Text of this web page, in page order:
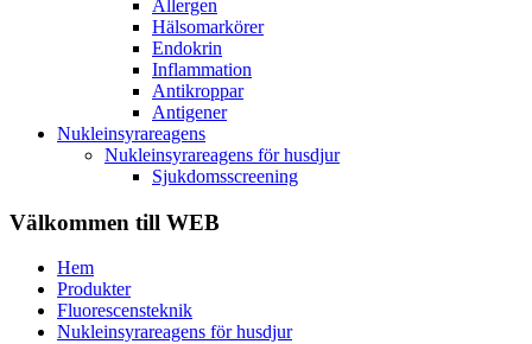
Allergen
Hälsomarkörer
Endokrin
Inflammation
Antikroppar
Antigener
Nukleinsyrareagens
Nukleinsyrareagens för husdjur
Sjukdomsscreening
Välkommen till WEB
Hem
Produkter
Fluorescensteknik
Nukleinsyrareagens för husdjur